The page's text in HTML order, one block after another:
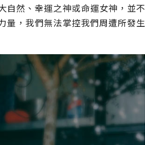
自然、幸運之神或命運女神，並不
，我們無法掌控我們周遭所發生